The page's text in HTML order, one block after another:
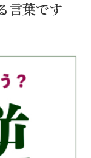
言葉です